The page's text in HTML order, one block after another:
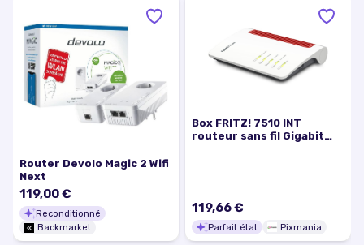
Router Devolo Magic 2 Wifi
Next
119,00 €
Reconditionné
Backmarket
Box FRITZ! 7510 INT
routeur sans fil Gigabit
119,66 €
Parfait état Pixmania